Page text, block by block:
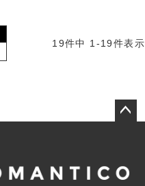
19件中 1 -19件表示
へ